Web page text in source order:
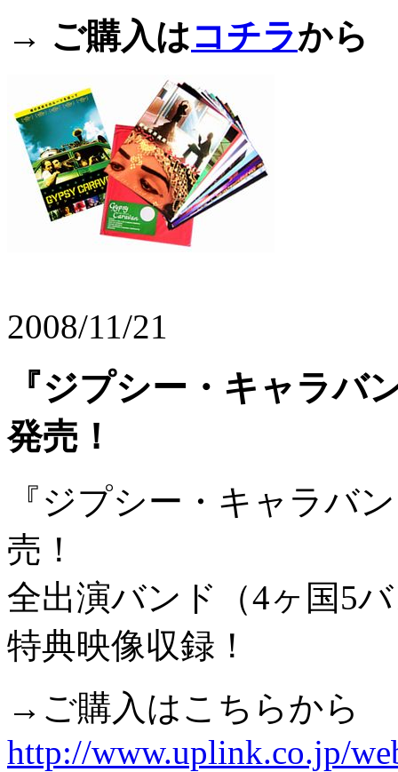
→ ご購入はコチラから
2008/11/21
『ジプシー・キャラバ
発売！
『ジプシー・キャラバ
売！
全出演バンド（4ヶ国5
特典映像収録！
→ご購入はこちらから
http://www.uplink.co.jp/